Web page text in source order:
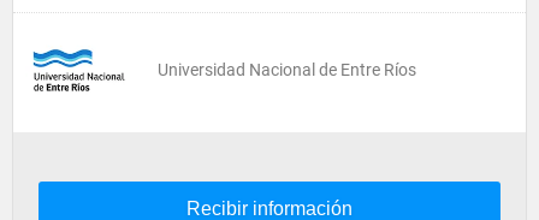
Universidad Nacional de Entre Ríos
Recibir información